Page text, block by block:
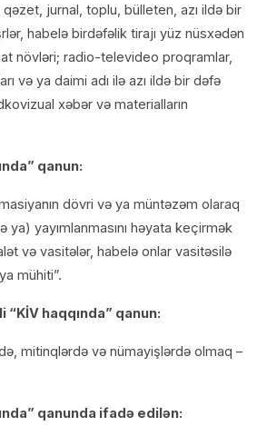
qəzet, jurnal, toplu, bülleten, azı ildə bir
habelə birdəfəlik tirajı yüz nüsxədən
növləri; radio-televideo proqramlar,
və ya daimi adı ilə azı ildə bir dəfə
xəbər və materialların
qanun:
dövri və ya müntəzəm olaraq
ya) yayımlanmasını həyata keçirmək
və vasitələr, habelə onlar vasitəsilə
mühiti”.
“KİV haqqında” qanun:
mitinqlərdə və nümayişlərdə olmaq –
qanunda ifadə edilən: